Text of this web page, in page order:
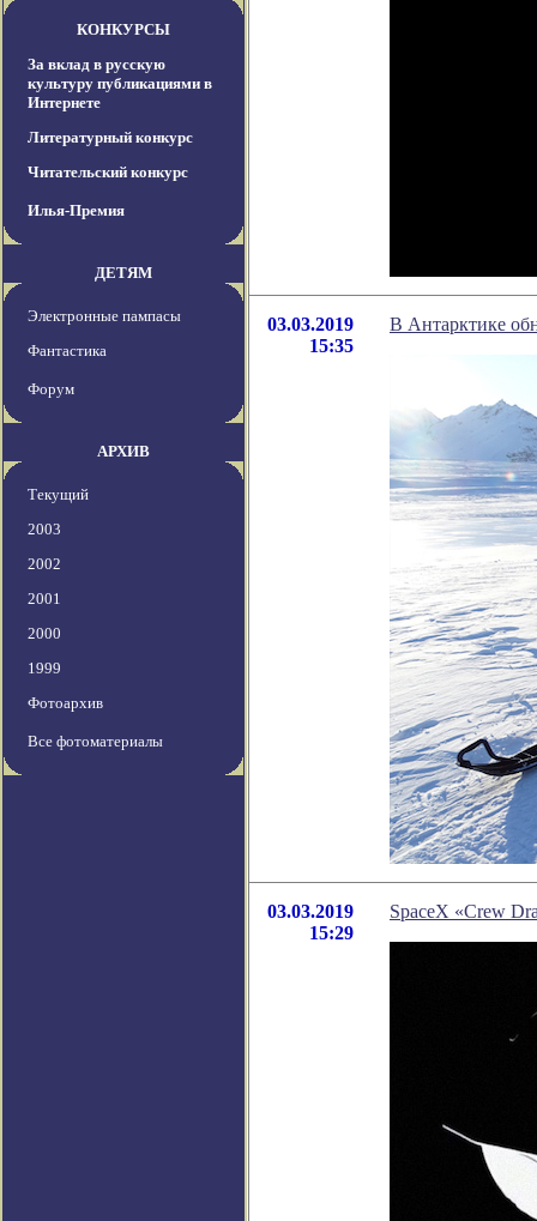
КОНКУРСЫ
За вклад в русскую
культуру публикациями в
Интернете
Литературный конкурс
Читательский конкурс
Илья-Премия
ДЕТЯМ
Электронные пампасы
Фантастика
Форум
АРХИВ
Текущий
2003
2002
2001
2000
1999
Фотоархив
Все фотоматериалы
03.03.2019
15:35
В Антарктике
03.03.2019
15:29
SpaceX «Crew